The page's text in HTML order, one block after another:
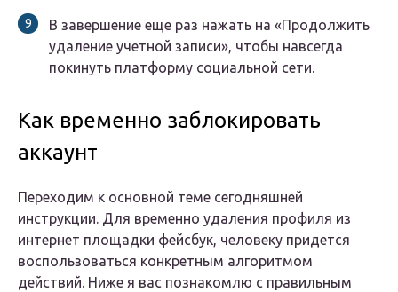
В завершение еще раз нажать на «Продолжить
удаление учетной записи», чтобы навсегда
покинуть платформу социальной сети.
Как временно заблокировать
аккаунт
Переходим к основной теме сегодняшней
инструкции. Для временно удаления профиля из
интернет площадки фейсбук, человеку придется
воспользоваться конкретным алгоритмом
действий. Ниже я вас познакомлю с правильным